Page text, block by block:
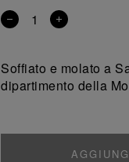
Rimuovi
Aggiungi
Soffiato e molato a
dipartimento della